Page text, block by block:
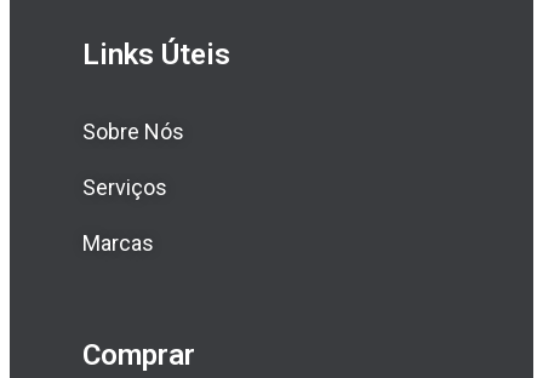
Links Úteis
Sobre Nós
Serviços
Marcas
Comprar